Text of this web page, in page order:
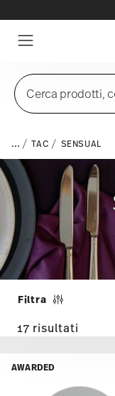
☀️ Summer
Cerca prodotti,
... TAC SENSUAL
Filtra
17 risultati
AWARDED